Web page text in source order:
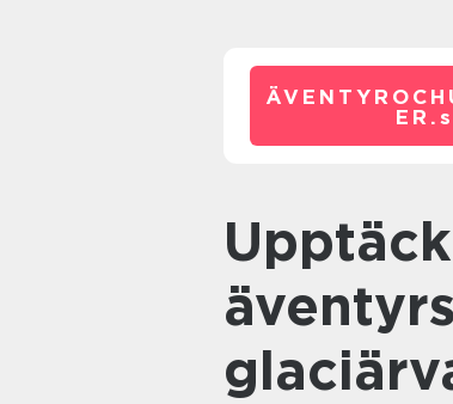
ER.
Upptäck de största